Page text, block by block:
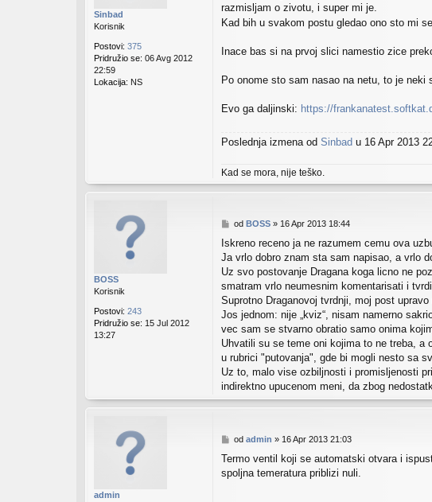
Sinbad
Korisnik
Postovi: 375
Pridružio se: 06 Avg 2012
22:59
Lokacija: NS
razmisljam o zivotu, i super mi je.
Kad bih u svakom postu gledao ono sto mi
Inace bas si na prvoj slici namestio zice
Po onome sto sam nasao na netu, to je neki
Evo ga daljinski: https://
Poslednja izmena od Sinbad u 16 Apr 2013
Kad se mora, nije teško.
BOSS
Korisnik
Postovi: 243
Pridružio se: 15 Jul 2012
13:27
P
s
t
od BOSS» 16 Apr 2013 18:44
Iskreno receno ja ne razumem cemu ova
Ja vrlo dobro znam sta sam napisao, a vrlo
Uz svo postovanje Dragana koga licno ne
smatram vrlo neumesnim komentarisati i
Suprotno Draganovoj tvrdnji, moj post
Jos jednom: nije „kviz“, nisam namerno
vec sam se stvarno obratio samo onima
Uhvatili su se teme oni kojima to ne treba, a
u rubrici "putovanja", gde bi mogli nesto sa
Uz to, malo vise ozbiljnosti i promisljenosti
indirektno upucenom meni, da zbog
admin
P
s
t
od admin » 16 Apr 2013 21:03
Termo ventil koji se automatski otvara i
spoljna temeratura priblizi nuli.